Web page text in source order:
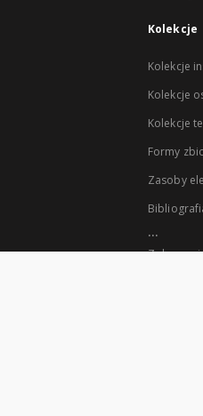
Kolekcje
Kolekcje
Kolekcje
Kolekcje
Formy
Zasoby
...
Zobacz